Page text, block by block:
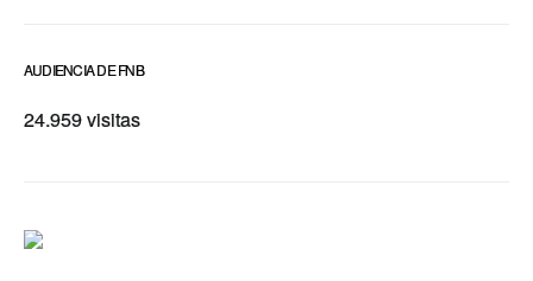
AUDIENCIA DE FNB
24.959 visitas